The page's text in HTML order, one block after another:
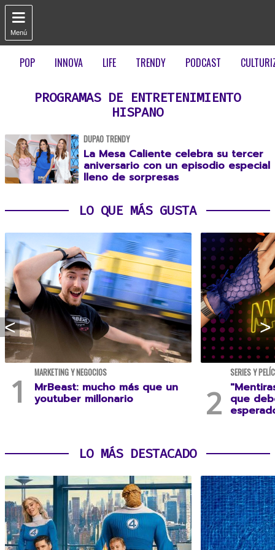

Menú
POP INNOVA LIFE TRENDY PODCAST
PROGRAMAS DE ENTRETENIMIENTO
HISPANO
DUPAO TRENDY
La Mesa Caliente celebra su tercer
aniversario con un episodio especial
lleno de sorpresas
LO QUE MÁS GUSTA
MARKETING Y NEGOCIOS
MrBeast: mucho más que un
youtuber millonario
SERIES Y
que
LO MÁS DESTACADO